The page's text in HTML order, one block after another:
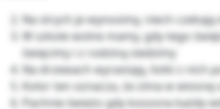
Na strych je wynosimy, niech
W szkole wolne mamy, gdy tego
święcimy i z rodziną siedzimy
Na drzewach wyrastają, listki z nich
Kolor ten oznacza, że zima w wiosnę
Pachnie świeżo gdy koszona każdy